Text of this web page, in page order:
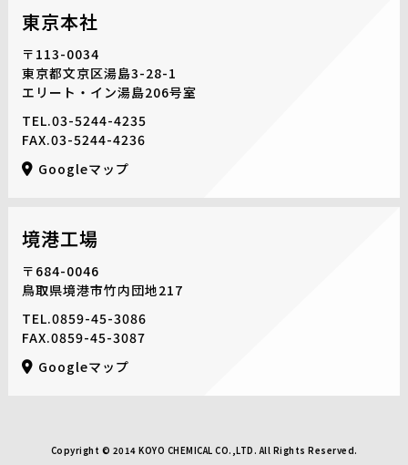
東京本社
〒113-0034
東京都文京区湯島3-28-1
エリート・イン湯島206号室
TEL.03-5244-4235
FAX.03-5244-4236
Googleマップ
境港工場
〒684-0046
鳥取県境港市竹内団地217
TEL.0859-45-3086
FAX.0859-45-3087
Googleマップ
Copyright © 2014 KOYO CHEMICAL CO.,LTD. All Rights Reserved.